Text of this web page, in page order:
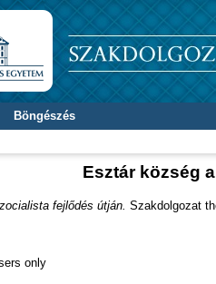
Böngészés
Esztár község
fejlődés útján. Szakdolgozat
only